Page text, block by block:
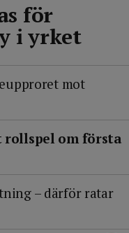
för
i yrket
mot
rollspel om första
– därför ratar